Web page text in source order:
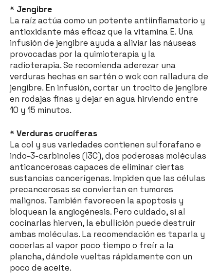
* Jengibre
La raíz actúa como un potente antiinflamatorio y
antioxidante más eficaz que la vitamina E. Una
infusión de jengibre ayuda a aliviar las náuseas
provocadas por la quimioterapia y la
radioterapia. Se recomienda aderezar una
verduras hechas en sartén o wok con ralladura de
jengibre. En infusión, cortar un trocito de jengibre
en rodajas finas y dejar en agua hirviendo entre
10 y 15 minutos.
* Verduras crucíferas
La col y sus variedades contienen sulforafano e
indo-3-carbinoles (I3C), dos poderosas moléculas
anticancerosas capaces de eliminar ciertas
sustancias cancerígenas. Impiden que las células
precancerosas se conviertan en tumores
malignos. También favorecen la apoptosis y
bloquean la angiogénesis. Pero cuidado, si al
cocinarlas hierven, la ebullición puede destruir
ambas moléculas. La recomendación es taparla y
cocerlas al vapor poco tiempo o freír a la
plancha, dándole vueltas rápidamente con un
poco de aceite.